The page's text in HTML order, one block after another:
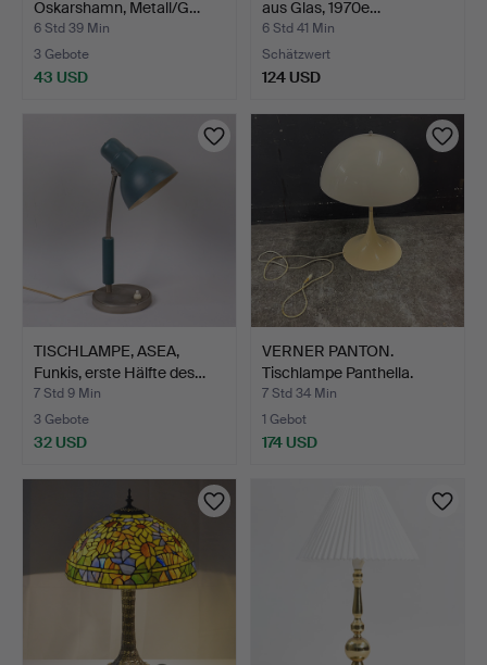
Oskarshamn, Metall/G…
6 Std 39 Min
3 Gebote
43 USD
aus Glas, 1970e…
6 Std 41 Min
Schätzwert
124 USD
TISCHLAMPE, ASEA,
Funkis, erste Hälfte des…
7 Std 9 Min
3 Gebote
32 USD
VERNER PANTON.
Tischlampe Panthella.
7 Std 34 Min
1 Gebot
174 USD